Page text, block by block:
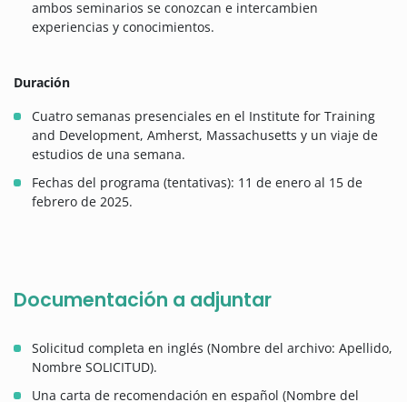
ambos seminarios se conozcan e intercambien
experiencias y conocimientos.
Duración
Cuatro semanas presenciales en el Institute for Training
and Development, Amherst, Massachusetts y un viaje de
estudios de una semana.
Fechas del programa (tentativas): 11 de enero al 15 de
febrero de 2025.
Documentación a adjuntar
Solicitud completa en inglés (Nombre del archivo: Apellido,
Nombre SOLICITUD).
Una carta de recomendación en español (Nombre del